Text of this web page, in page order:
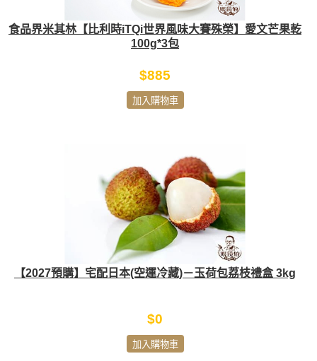
食品界米其林【比利時iTQi世界風味大賽殊榮】愛文芒果乾
100g*3包
$885
加入購物車
【2027預購】宅配日本(空運冷藏)－玉荷包荔枝禮盒 3kg
$0
加入購物車